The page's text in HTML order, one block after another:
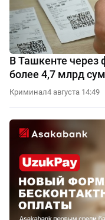
В Ташкенте через
более 4,7 млрд
Криминал4 августа 14:49